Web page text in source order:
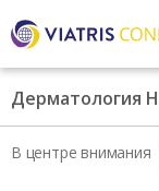
Дерматология
В центре внимания